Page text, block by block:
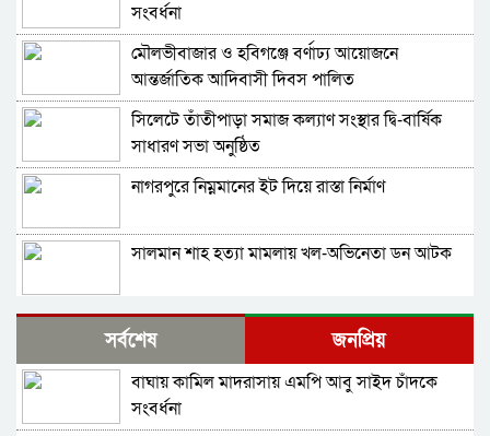
সংবর্ধনা
মৌলভীবাজার ও হবিগঞ্জে বর্ণাঢ্য আয়োজনে
আন্তর্জাতিক আদিবাসী দিবস পালিত
সিলেটে তাঁতীপাড়া সমাজ কল্যাণ সংস্থার দ্বি-বার্ষিক
সাধারণ সভা অনুষ্ঠিত
নাগরপুরে নিম্নমানের ইট দিয়ে রাস্তা নির্মাণ
সালমান শাহ হত্যা মামলায় খল-অভিনেতা ডন আটক
নাগরপুরে এনসিপির আহ্বায়ক কমিটি অনুমোদন:
আহ্বায়ক তারিয়াশ পলাশ, সদস্য সচিব সরদার
আশরাফ
সবুজ বাংলাদেশ গড়ার প্রত্যয়ে সিলেটে বাবৌযুপ’র
দ্বিতীয় পর্যায়ে বৃক্ষরোপণ কর্মসূচি সম্পন্ন
সর্বশেষ জনপ্রিয়
বাঘায় কামিল মাদরাসায় এমপি আবু সাইদ চাঁদকে
সংবর্ধনা